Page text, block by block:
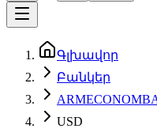
Գլխավոր
Բանկեր
USD